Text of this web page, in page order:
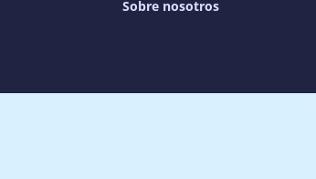
Sobre nosotros